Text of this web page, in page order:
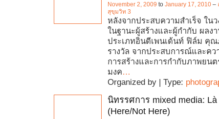
November 2, 2009 to January 17, 2010 –
สุขุมวิท 3
หลังจากประสบความสำเร็จ ใน
ในฐานะผู้สร้างและผู้กำกับ ผลง
ประเภทอินดีเพนเด้นท์ ฟิล์ม คุ
รางวัล จากประสบการณ์และคว
การสร้างและการกำกับภาพยน
มงค…
Organized by | Type:
นิทรรศการ mixed media: Là
(Here/Not Here)